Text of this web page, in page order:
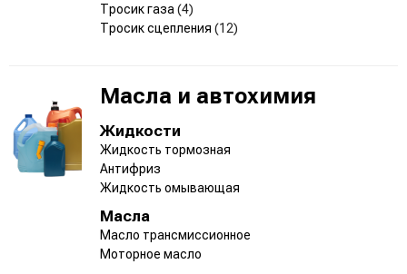
Тросик газа (4)
Тросик сцепления (12)
Масла и автохимия
Жидкости
Жидкость тормозная
Антифриз
Жидкость омывающая
Масла
Масло трансмиссионное
Моторное масло